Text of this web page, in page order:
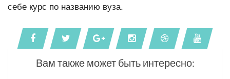
себе курс по названию вуза.
Вам также может быть интересно: